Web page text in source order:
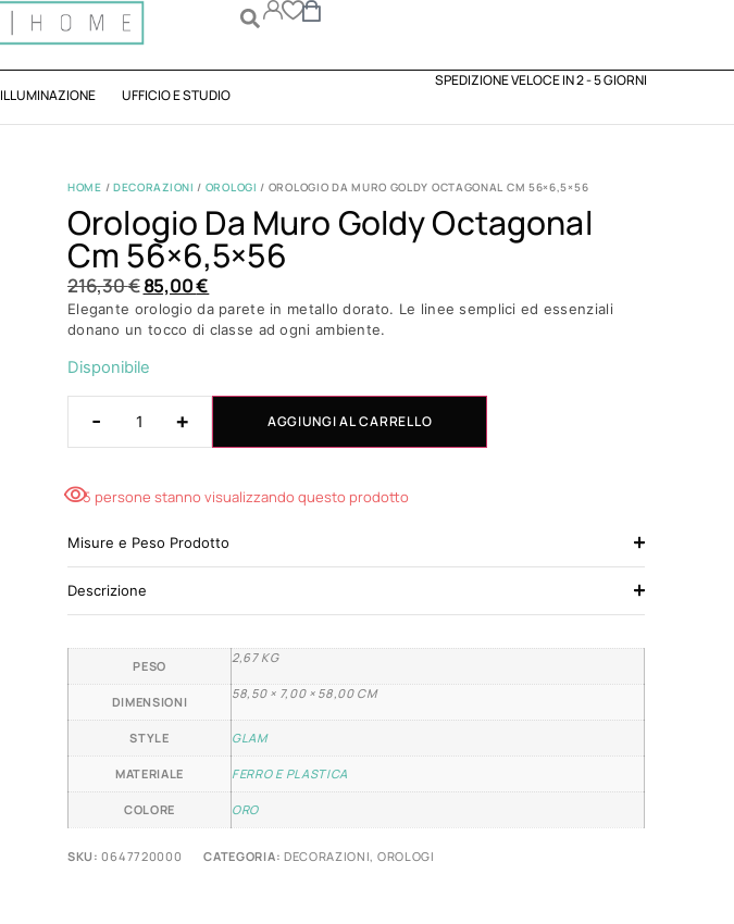
ILLUMINAZIONE UFFICIO E STUDIO
SPEDIZIONE VELOCE IN 2 - 5 GIORNI
HOME / DECORAZIONI / OROLOGI / OROLOGIO DA MURO GOLDY OCTAGONAL CM 56×6,5×56
Orologio Da Muro Goldy Octagonal
Cm 56×6,5×56
216,30€85,00€
Elegante orologio da parete in metallo dorato. Le linee semplici ed essenziali
donano un tocco di classe ad ogni ambiente.
Disponibile
- + AGGIUNGI AL CARRELLO
5 persone stanno visualizzando questo prodotto
Misure e Peso Prodotto
Descrizione
PESO
2,67 KG
DIMENSIONI
58,50 × 7,00 × 58,00 CM
STYLE GLAM
MATERIALE FERRO E PLASTICA
COLORE ORO
SKU:0647720000 CATEGORIA: DECORAZIONI OROLOGI